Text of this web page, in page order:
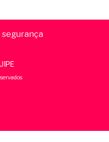
segurança